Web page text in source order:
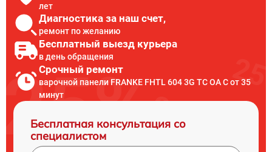
лет
Диагностика за наш счет,
ремонт по желанию
Бесплатный выезд курьера
в день обращения
Срочный ремонт
варочной панели FRANKE FHTL 604 3G TC OA C от 35
минут
Бесплатная консультация со
специалистом